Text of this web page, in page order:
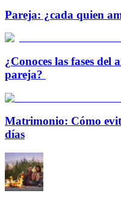
Pareja: ¿cada quien
¿Conoces las fases del
pareja?
Matrimonio: Cómo
días